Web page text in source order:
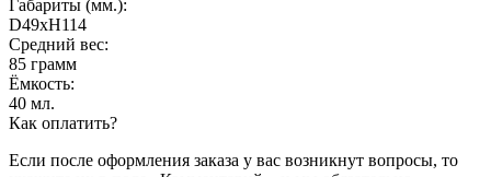
Габариты (мм.):
D49хH114
Средний вес:
85 грамм
Ёмкость:
40 мл.
Как оплатить?
Если после оформления заказа у вас возникнут вопросы, то